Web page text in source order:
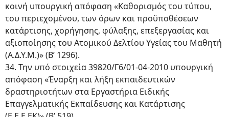
κοινή υπουργική απόφαση «Καθορισμός του τύπου,
του περιεχομένου, των όρων και προϋποθέσεων
κατάρτισης, χορήγησης, φύλαξης, επεξεργασίας και
αξιοποίησης του Ατομικού Δελτίου Υγείας του Μαθητή
(Α.Δ.Υ.Μ.)» (Β’ 1296).
34. Την υπό στοιχεία 39820/Γ6/01-04-2010 υπουργική
απόφαση «Έναρξη και λήξη εκπαιδευτικών
δραστηριοτήτων στα Εργαστήρια Ειδικής
Επαγγελματικής Εκπαίδευσης και Κατάρτισης